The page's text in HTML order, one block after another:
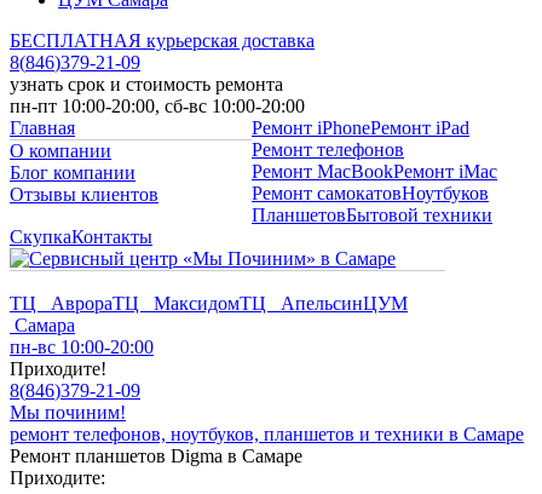
БЕСПЛАТНАЯ курьерская доставка
8(846)379-21-09
узнать срок и стоимость ремонта
пн-пт 10:00-20:00, сб-вс 10:00-20:00
Главная
О компании
Блог компании
Отзывы клиентов
Ремонт iPhoneРемонт iPad
Ремонт телефонов
Ремонт MacBookРемонт iMac
Ремонт самокатовНоутбуков
ПланшетовБытовой техники
СкупкаКонтакты
ТЦ АврораТЦ МаксидомТЦ АпельсинЦУМ
Самара
пн-вс 10:00-20:00
Приходите!
8(846)379-21-09
Мы починим!
ремонт телефонов, ноутбуков, планшетов и техники в Самаре
Ремонт планшетов Digma в Самаре
Приходите: